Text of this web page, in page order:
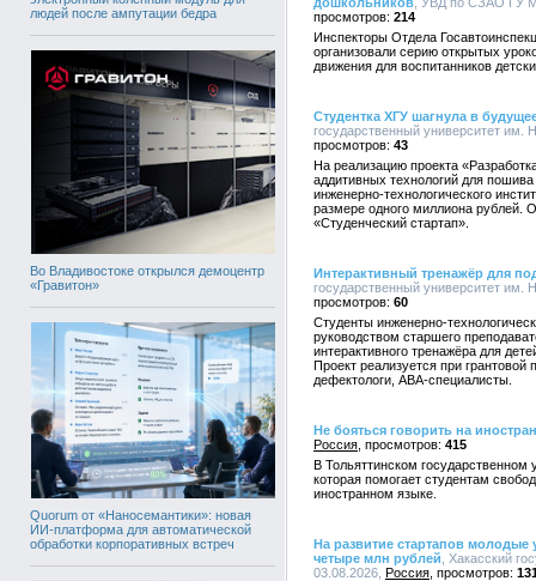
людей после ампутации бедра
Во Владивостоке открылся демоцентр
«Гравитон»
Quorum от «Наносемантики»: новая
ИИ-платформа для автоматической
обработки корпоративных встреч
214
Инспекторы Отдела
организовали серию открытых
движения для воспитанников
Студентка ХГУ шагнула в
государственный университет им.
43
На реализацию проекта
аддитивных технологий для
инженерно-технологического
размере одного миллиона рублей.
«Студенческий стартап».
Интерактивный тренажёр для
государственный университет им.
60
Студенты инженерно-
руководством старшего
интерактивного тренажёра для
Проект реализуется при грантовой
дефектологи, АВА-специалисты.
Не бояться говорить на
Россия
415
В Тольяттинском государственном
которая помогает студентам
иностранном языке.
На развитие стартапов
четыре млн рублей , Хакасский
03.08.2026, Россия